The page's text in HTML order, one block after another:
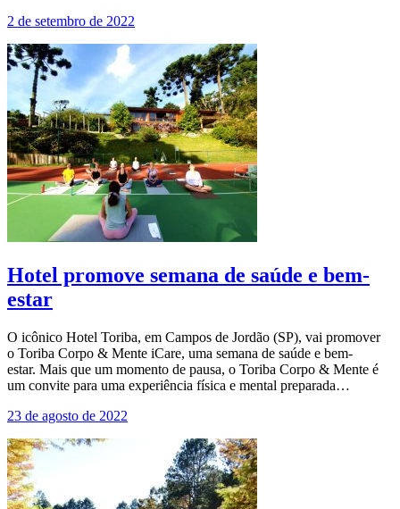
2 de setembro de 2022
Hotel promove semana de saúde e bem-
estar
O icônico Hotel Toriba, em Campos de Jordão (SP), vai promover
o Toriba Corpo & Mente iCare, uma semana de saúde e bem-
estar. Mais que um momento de pausa, o Toriba Corpo & Mente é
um convite para uma experiência física e mental preparada…
23 de agosto de 2022